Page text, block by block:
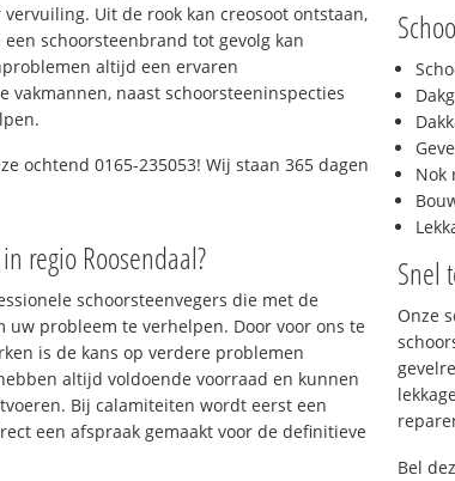
Uit de rook kan creosoot ontstaan,
schoorsteenbrand tot gevolg kan
altijd een ervaren
vakmannen, naast schoorsteeninspecties
ochtend 0165-235053! Wij staan 365 dagen
regio Roosendaal?
schoorsteenvegers die met de
uw probleem te verhelpen. Door voor ons te
is de kans op verdere problemen
altijd voldoende voorraad en kunnen
Bij calamiteiten wordt eerst een
een afspraak gemaakt voor de definitieve
Nok
Snel
Onze
Bel